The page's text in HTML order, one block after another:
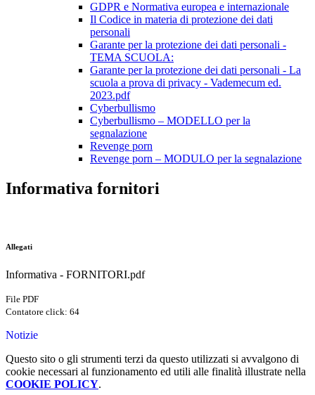
GDPR e Normativa europea e internazionale
Il Codice in materia di protezione dei dati
personali
Garante per la protezione dei dati personali -
TEMA SCUOLA:
Garante per la protezione dei dati personali - La
scuola a prova di privacy - Vademecum ed.
2023.pdf
Cyberbullismo
Cyberbullismo – MODELLO per la
segnalazione
Revenge porn
Revenge porn – MODULO per la segnalazione
Informativa fornitori
Allegati
Informativa - FORNITORI.pdf
File PDF
Contatore click: 64
Notizie
Questo sito o gli strumenti terzi da questo utilizzati si avvalgono di
cookie necessari al funzionamento ed utili alle finalità illustrate nella
COOKIE POLICY.